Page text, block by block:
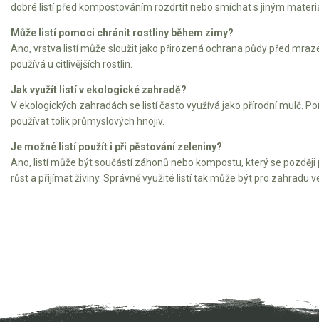
Elektrické čtyřkolky
Náhradní díly
Zahradní traktory
Řetězové pily
Náhradní díly pro křovinořezy
Náhradní díly pro sekačky
dobré listí před kompostováním rozdrtit nebo smíchat s jiným
Může listí pomoci chránit rostliny během zimy?
Ano, vrstva listí může sloužit jako přirozená ochrana půdy před
používá u citlivějších rostlin.
Jak využít listí v ekologické zahradě?
V ekologických zahradách se listí často využívá jako přírodní mulč.
používat tolik průmyslových hnojiv.
Je možné listí použít i při pěstování zeleniny?
Ano, listí může být součástí záhonů nebo kompostu, který se
růst a přijímat živiny. Správně využité listí tak může být pro zahradu